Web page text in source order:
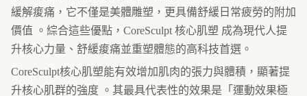
緩解痠痛，它不僅是美體雕塑，更具備舒緩日常疲勞的附加
價值 。綜合這些優點，CoreSculpt 核心肌塑 成為現代人提
升核心力量、舒緩痠痛並重塑體態的高科技首選。
CoreSculpt核心肌塑能有效增加肌肉的張力與體積，顯著提
升核心肌群的強度 。其最具代表性的效果是「運動效果極